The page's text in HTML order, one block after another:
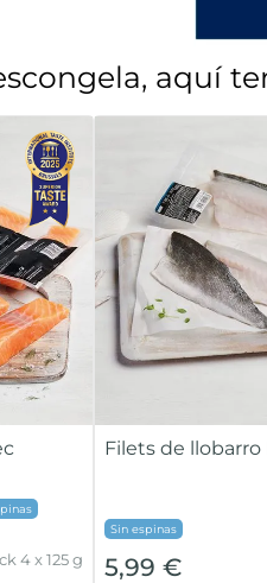
aquí
4 x 125 g
Filets de
Sin espinas
5,99 €